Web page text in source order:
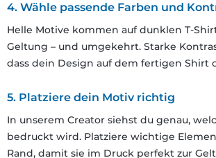
4. Wähle passende Farben und
Helle Motive kommen auf dunklen T-
Geltung – und umgekehrt. Starke
dass dein Design auf dem fertigen Shirt
5. Platziere dein Motiv richtig
In unserem Creator siehst du genau,
bedruckt wird. Platziere wichtige
Rand, damit sie im Druck perfekt zur